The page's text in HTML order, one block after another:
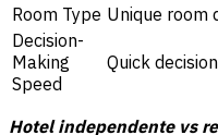
Room Type Unique room
Decision-
Making
Speed
Quick
Hotel independente vs